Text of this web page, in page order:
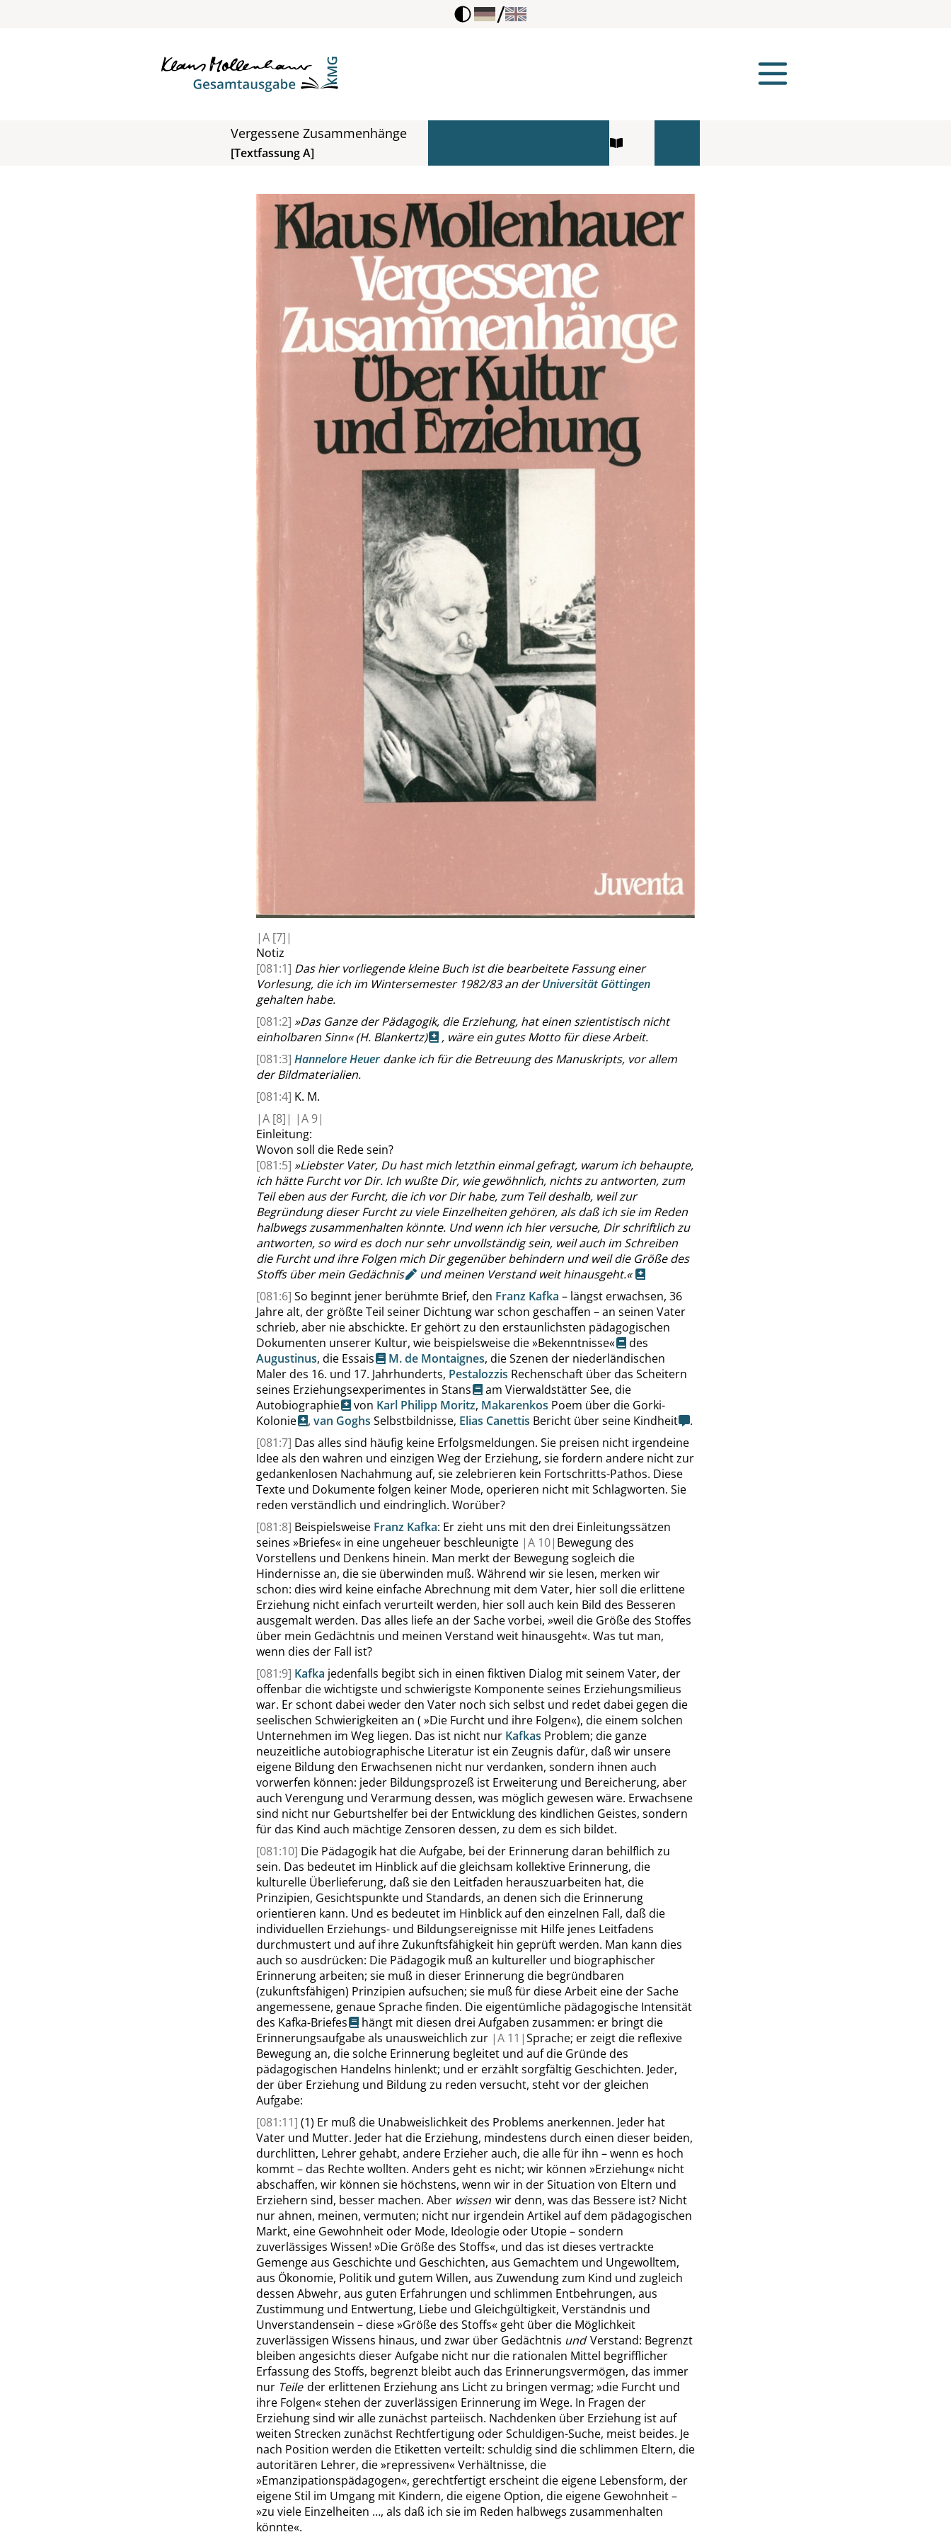
/
Vergessene Zusammenhänge
[Textfassung A]
|A [7]|
Notiz
[081:1] Das hier vorliegende kleine Buch ist die bearbeitete Fassung einer
Vorlesung, die ich im Wintersemester 1982/83 an derUniversität Göttingen
gehalten habe.
[081:2] »Das Ganze der Pädagogik, die Erziehung, hat einen szientistisch nicht
einholbaren Sinn« (H. Blankertz)
, wäre ein gutes Motto für diese Arbeit.
[081:3] Hannelore Heuer danke ich für die Betreuung des Manuskripts, vor allem
der Bildmaterialien.
[081:4] K. M.
|A [8]| |A 9|
Einleitung:
Wovon soll die Rede sein?
[081:5] »Liebster Vater, Du hast mich letzthin einmal gefragt, warum ich behaupte,
ich hätte Furcht vor Dir. Ich wußte Dir, wie gewöhnlich, nichts zu antworten, zum
Teil eben aus der Furcht, die ich vor Dir habe, zum Teil deshalb, weil zur
Begründung dieser Furcht zu viele Einzelheiten gehören, als daß ich sie im Reden
halbwegs zusammenhalten könnte. Und wenn ich hier versuche, Dir schriftlich zu
antworten, so wird es doch nur sehr unvollständig sein, weil auch im Schreiben
die Furcht und ihre Folgen mich Dir gegenüber behindern und weil die Größe des
Stoffs über mein Gedächnis und meinen Verstand weit hinausgeht.«
[081:6] So beginnt jener berühmte Brief, den Franz Kafka – längst erwachsen, 36
Jahre alt, der größte Teil seiner Dichtung war schon geschaffen – an seinen Vater
schrieb, aber nie abschickte. Er gehört zu den erstaunlichsten pädagogischen
Dokumenten unserer Kultur, wie beispielsweise die»Bekenntnisse«
des
Augustinus, die Essais M. de Montaignes, die Szenen der niederländischen
Maler des 16. und 17. Jahrhunderts, Pestalozzis Rechenschaft über das Scheitern
seines Erziehungsexperimentes in Stans
am Vierwaldstätter See, die
Autobiographie
von Karl Philipp Moritz, Makarenkos Poem über die Gorki-
Kolonie
, van Goghs Selbstbildnisse, Elias Canettis Bericht über seine Kindheit
.
[081:7] Das alles sind häufig keine Erfolgsmeldungen. Sie preisen nicht irgendeine
Idee als den wahren und einzigen Weg der Erziehung, sie fordern andere nicht zur
gedankenlosen Nachahmung auf, sie zelebrieren kein Fortschritts-Pathos. Diese
Texte und Dokumente folgen keiner Mode, operieren nicht mit Schlagworten. Sie
reden verständlich und eindringlich. Worüber?
[081:8] Beispielsweise Franz Kafka: Er zieht uns mit den drei Einleitungssätzen
seines »Briefes« in eine ungeheuer beschleunigte |A 10| Bewegung des
Vorstellens und Denkens hinein. Man merkt der Bewegung sogleich die
Hindernisse an, die sie überwinden muß. Während wir sie lesen, merken wir
schon: dies wird keine einfache Abrechnung mit dem Vater, hier soll die erlittene
Erziehung nicht einfach verurteilt werden, hier soll auch kein Bild des Besseren
ausgemalt werden. Das alles liefe an der Sache vorbei, »weil die Größe des Stoffes
über mein Gedächtnis und meinen Verstand weit hinausgeht«. Was tut man,
wenn dies der Fall ist?
[081:9] Kafka jedenfalls begibt sich in einen fiktiven Dialog mit seinem Vater, der
offenbar die wichtigste und schwierigste Komponente seines Erziehungsmilieus
war. Er schont dabei weder den Vater noch sich selbst und redet dabei gegen die
seelischen Schwierigkeiten an ( »Die Furcht und ihre Folgen«), die einem solchen
Unternehmen im Weg liegen. Das ist nicht nur Kafkas Problem; die ganze
neuzeitliche autobiographische Literatur ist ein Zeugnis dafür, daß wir unsere
eigene Bildung den Erwachsenen nicht nur verdanken, sondern ihnen auch
vorwerfen können: jeder Bildungsprozeß ist Erweiterung und Bereicherung, aber
auch Verengung und Verarmung dessen, was möglich gewesen wäre. Erwachsene
sind nicht nur Geburtshelfer bei der Entwicklung des kindlichen Geistes, sondern
für das Kind auch mächtige Zensoren dessen, zu dem es sich bildet.
[081:10] Die Pädagogik hat die Aufgabe, bei der Erinnerung daran behilflich zu
sein. Das bedeutet im Hinblick auf die gleichsam kollektive Erinnerung, die
kulturelle Überlieferung, daß sie den Leitfaden herauszuarbeiten hat, die
Prinzipien, Gesichtspunkte und Standards, an denen sich die Erinnerung
orientieren kann. Und es bedeutet im Hinblick auf den einzelnen Fall, daß die
individuellen Erziehungs- und Bildungsereignisse mit Hilfe jenes Leitfadens
durchmustert und auf ihre Zukunftsfähigkeit hin geprüft werden. Man kann dies
auch so ausdrücken: Die Pädagogik muß an kultureller und biographischer
Erinnerung arbeiten; sie muß in dieser Erinnerung die begründbaren
(zukunftsfähigen) Prinzipien aufsuchen; sie muß für diese Arbeit eine der Sache
angemessene, genaue Sprache finden. Die eigentümliche pädagogische Intensität
des Kafka-Briefes
hängt mit diesen drei Aufgaben zusammen: er bringt die
Erinnerungsaufgabe als unausweichlich zur |A 11|Sprache; er zeigt die reflexive
Bewegung an, die solche Erinnerung begleitet und auf die Gründe des
pädagogischen Handelns hinlenkt; und er erzählt sorgfältig Geschichten. Jeder,
der über Erziehung und Bildung zu reden versucht, steht vor der gleichen
Aufgabe:
[081:11] (1) Er muß die Unabweislichkeit des Problems anerkennen. Jeder hat
Vater und Mutter. Jeder hat die Erziehung, mindestens durch einen dieser beiden,
durchlitten, Lehrer gehabt, andere Erzieher auch, die alle für ihn – wenn es hoch
kommt – das Rechte wollten. Anders geht es nicht; wir können »Erziehung« nicht
abschaffen, wir können sie höchstens, wenn wir in der Situation von Eltern und
Erziehern sind, besser machen. Aber wissen wir denn, was das Bessere ist? Nicht
nur ahnen, meinen, vermuten; nicht nur irgendein Artikel auf dem pädagogischen
Markt, eine Gewohnheit oder Mode, Ideologie oder Utopie – sondern
zuverlässiges Wissen! »Die Größe des Stoffs«, und das ist dieses vertrackte
Gemenge aus Geschichte und Geschichten, aus Gemachtem und Ungewolltem,
aus Ökonomie, Politik und gutem Willen, aus Zuwendung zum Kind und zugleich
dessen Abwehr, aus guten Erfahrungen und schlimmen Entbehrungen, aus
Zustimmung und Entwertung, Liebe und Gleichgültigkeit, Verständnis und
Unverstandensein – diese»Größe des Stoffs« geht über die Möglichkeit
zuverlässigen Wissens hinaus, und zwar über Gedächtnis undVerstand: Begrenzt
bleiben angesichts dieser Aufgabe nicht nur die rationalen Mittel begrifflicher
Erfassung des Stoffs, begrenzt bleibt auch das Erinnerungsvermögen, das immer
nur Teile der erlittenen Erziehung ans Licht zu bringen vermag; »die Furcht und
ihre Folgen«stehen der zuverlässigen Erinnerung im Wege. In Fragen der
Erziehung sind wir alle zunächst parteiisch. Nachdenken über Erziehung ist auf
weiten Strecken zunächst Rechtfertigung oder Schuldigen-Suche, meist beides. Je
nach Position werden die Etiketten verteilt: schuldig sind die schlimmen Eltern, die
autoritären Lehrer, die»repressiven«Verhältnisse, die
»Emanzipationspädagogen«, gerechtfertigt erscheint die eigene Lebensform, der
eigene Stil im Umgang mit Kindern, die eigene Option, die eigene Gewohnheit –
»zu viele Einzelheiten …, als daß ich sie im Reden halbwegs zusammenhalten
könnte«.